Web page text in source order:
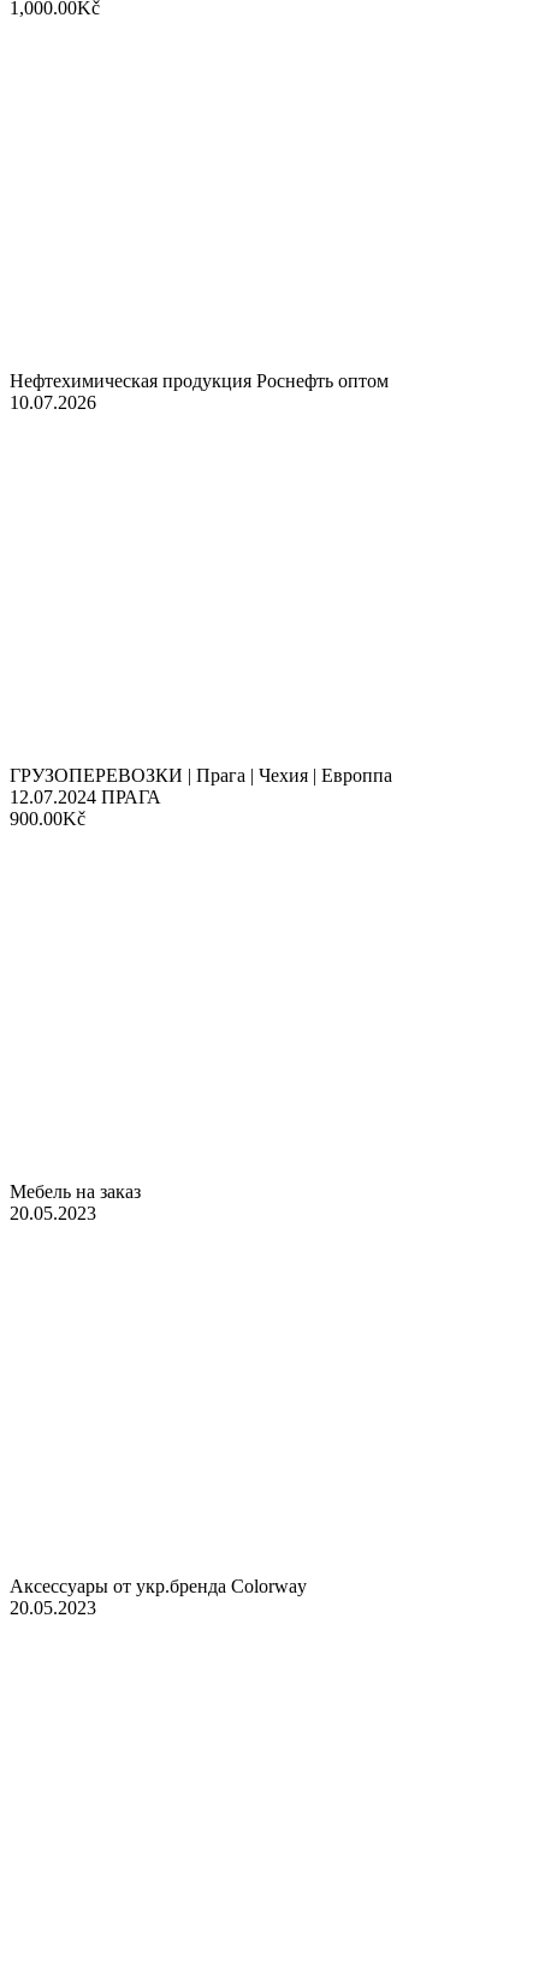
1,000.00Kč
Нефтехимическая продукция Роснефть оптом
10.07.2026
ГРУЗОПЕРЕВОЗКИ | Прага | Чехия | Европпа
12.07.2024 ПРАГА
900.00Kč
Мебель на заказ
20.05.2023
Аксессуары от укр.бренда Colorway
20.05.2023